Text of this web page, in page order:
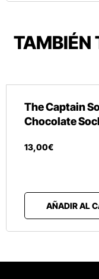
TAMBIÉN
The Captain
Chocolate
13,00€
AÑADIR AL